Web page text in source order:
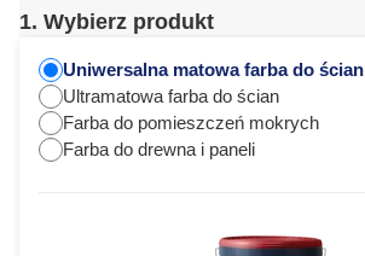
1. Wybierz produkt
Uniwersalna matowa farba do ścian
Ultramatowa farba do ścian
Farba do pomieszczeń mokrych
Farba do drewna i paneli